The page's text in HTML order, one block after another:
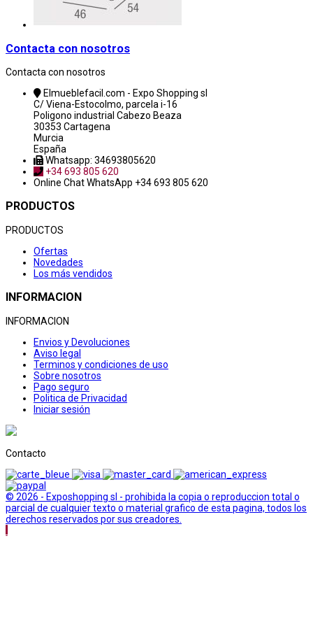
Contacta con nosotros
Contacta con nosotros
Elmueblefacil.com - Expo Shopping sl
C/ Viena-Estocolmo, parcela i-16
Poligono industrial Cabezo Beaza
30353 Cartagena
Murcia
España
Whatsapp: 34693805620
+34 693 805 620
Online ChatWhatsApp +34 693 805 620
PRODUCTOS
PRODUCTOS
Ofertas
Novedades
Los más vendidos
INFORMACION
INFORMACION
Envios y Devoluciones
Aviso legal
Terminos y condiciones de uso
Sobre nosotros
Pago seguro
Politica de Privacidad
Iniciar sesión
Contacto
© 2026 - Exposhopping sl - prohibida la copia o reproduccion total o
parcial de cualquier texto o material grafico de esta pagina, todos los
derechos reservados por sus creadores.